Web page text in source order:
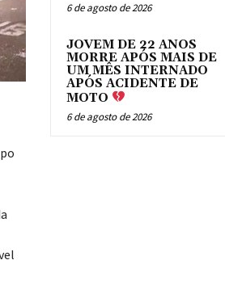
6 de agosto de 2026
JOVEM DE 22 ANOS
MORRE APÓS MAIS DE
UM MÊS INTERNADO
APÓS ACIDENTE DE
MOTO
6 de agosto de 2026